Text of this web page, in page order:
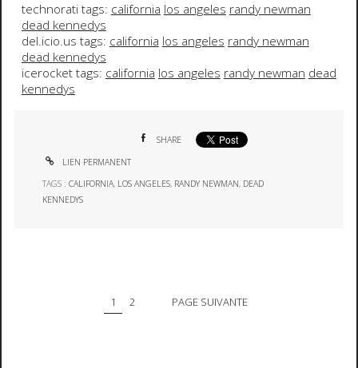
technorati tags: california los angeles randy newman
dead kennedys
del.icio.us tags: california los angeles randy newman
dead kennedys
icerocket tags: california los angeles randy newman dead
kennedys
SHARE
LIEN PERMANENT
TAGS :CALIFORNIA, LOS ANGELES, RANDY NEWMAN, DEAD
KENNEDYS
1 2 PAGE SUIVANTE